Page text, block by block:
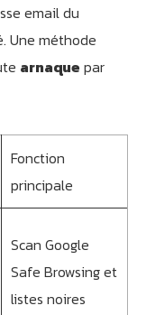
email du
Une méthode
arnaque par
Fonction
principale
Scan Google
Safe Browsing et
listes noires